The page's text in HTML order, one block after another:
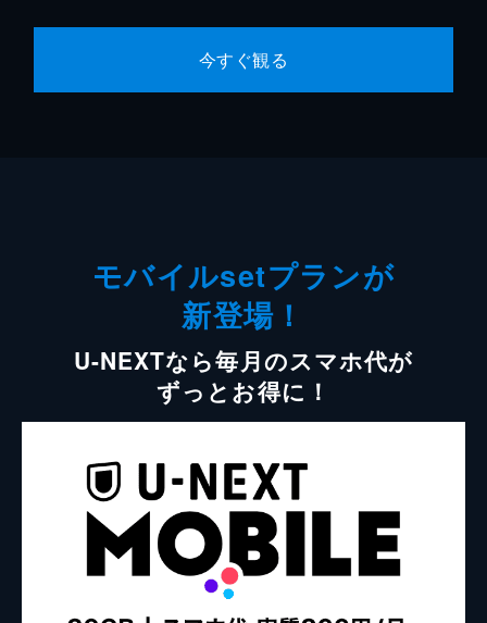
今すぐ観る
モバイルsetプランが
新登場！
U-NEXTなら毎月のスマホ代が
ずっとお得に！